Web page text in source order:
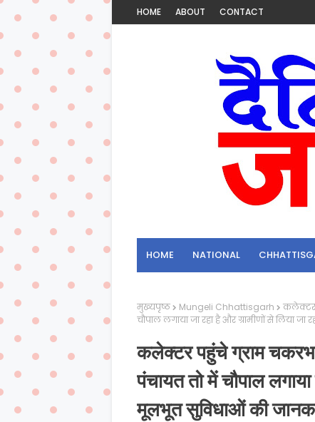
HOME ABOUT CONTACT
HOME NATIONAL
मुख्यपृष्ठ Mungeli Chhattisgarh
कलेक्टर
चौपाल लगाया जा रहा है और ग्रामीणों से लिया
कलेक्टर पहुंचे ग्राम
पंचायत तो में चौपाल
मूलभूत सुविधाओं की